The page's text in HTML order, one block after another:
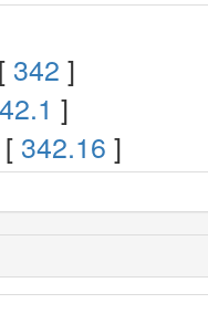
342 ]
]
342.16 ]